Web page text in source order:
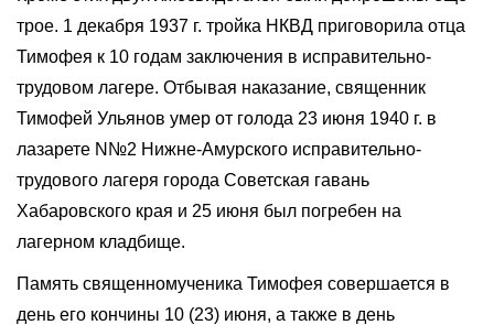
трое. 1 декабря 1937 г. тройка НКВД приговорила отца
Тимофея к 10 годам заключения в исправительно-
трудовом лагере. Отбывая наказание, священник
Тимофей Ульянов умер от голода 23 июня 1940 г. в
лазарете N№2 Нижне-Амурского исправительно-
трудового лагеря города Советская гавань
Хабаровского края и 25 июня был погребен на
лагерном кладбище.
Память священномученика Тимофея совершается в
день его кончины 10 (23) июня, а также в день